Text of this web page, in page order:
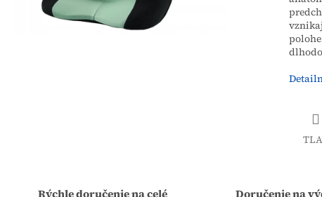
Rýchle doručenie na celé
Doručenie na